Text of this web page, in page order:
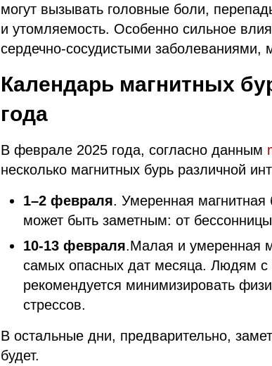
могут вызывать головные боли,
и утомляемость. Особенно сильное
сердечно-сосудистыми заболеваниями,
Календарь магнитных
года
В феврале 2025 года, согласно данным
несколько магнитных бурь различной
1–2 февраля. Умеренная
может быть заметным: от
10-13 февраля.Малая и умеренная
самых опасных дат месяца. Людям с
рекомендуется минимизировать
стрессов.
В остальные дни, предварительно,
будет.